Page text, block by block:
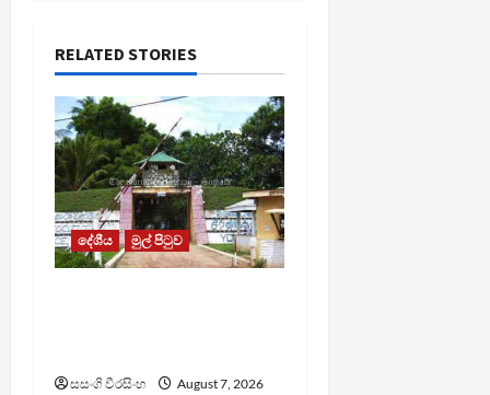
RELATED STORIES
දේශීය මුල් පිටුව
සසංගි වීරසිංහ
August 7, 2026